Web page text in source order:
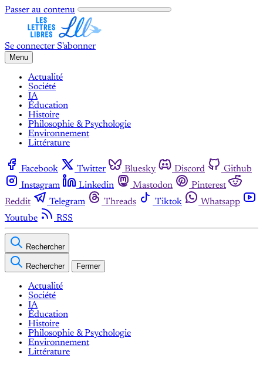
Passer au contenu
Se connecter S'abonner
Menu
Actualité
Société
IA
Éducation
Histoire
Philosophie & Psychologie
Environnement
Littérature
Facebook Twitter Bluesky Discord
Github
Instagram
Linkedin Mastodon
Pinterest
Reddit
Telegram Threads Tiktok
Whatsapp
Youtube
RSS
Rechercher
Rechercher Fermer
Actualité
Société
IA
Éducation
Histoire
Philosophie & Psychologie
Environnement
Littérature